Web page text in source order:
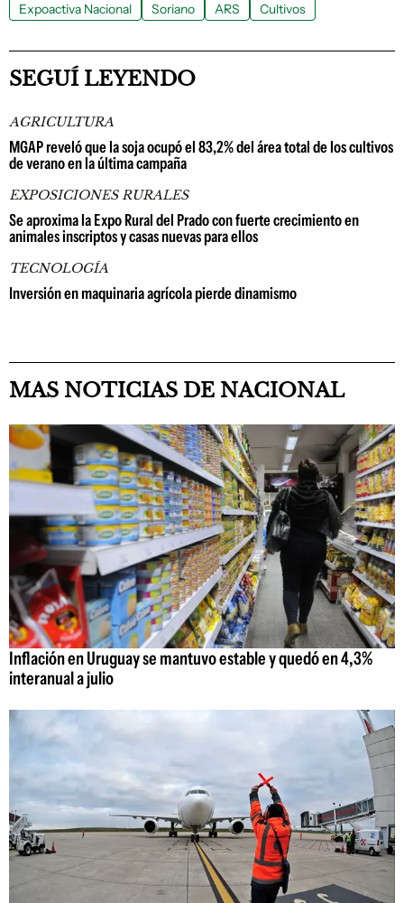
Expoactiva Nacional Soriano ARS Cultivos
SEGUÍ LEYENDO
AGRICULTURA
MGAP reveló que la soja ocupó el 83,2% del área total de los cultivos
de verano en la última campaña
EXPOSICIONES RURALES
Se aproxima la Expo Rural del Prado con fuerte crecimiento en
animales inscriptos y casas nuevas para ellos
TECNOLOGÍA
Inversión en maquinaria agrícola pierde dinamismo
MAS NOTICIAS DE NACIONAL
Inflación en Uruguay se mantuvo estable y quedó en 4,3%
interanual a julio